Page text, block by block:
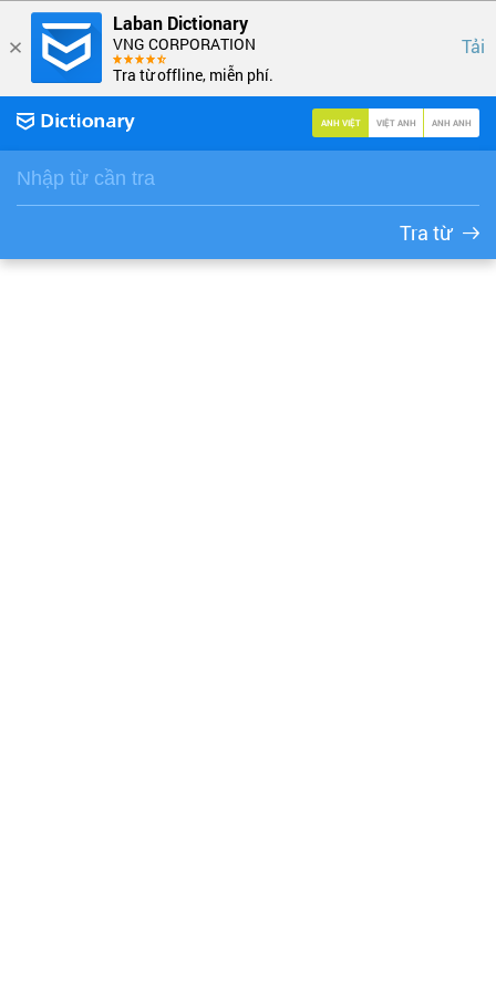
Laban Dictionary
VNG CORPORATION
Tra từ offline, miễn phí.
Tải
ANH VIỆT VIỆT ANH ANH ANH
Tra từ